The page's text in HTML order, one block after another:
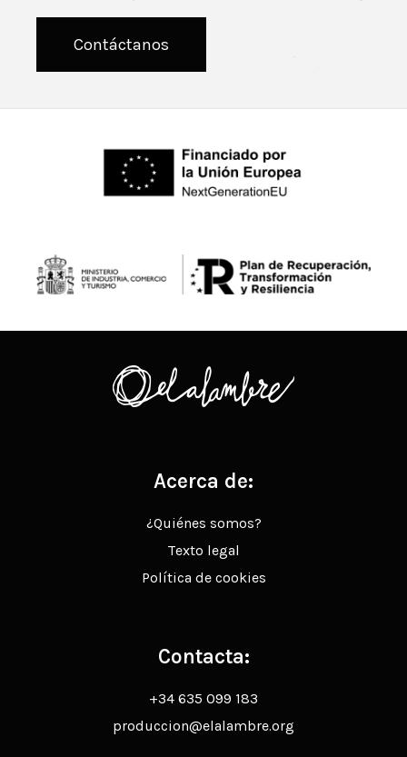
Contáctanos
Acerca de:
¿Quiénes somos?
Texto legal
Política de cookies
Contacta:
+34 635 099 183
produccion@elalambre.org